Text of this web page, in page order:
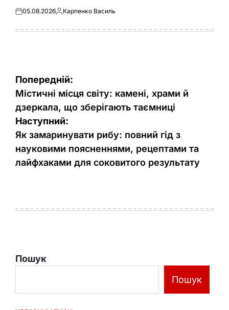
Оприлюднено
05.08.2026Опубліковано
Карпенко Василь
Навігація
записів
Попередній:
Містичні місця світу: камені, храми й
дзеркала, що зберігають таємниці
Наступний:
Як замаринувати рибу: повний гід з
науковими поясненнями, рецептами та
лайфхаками для соковитого результату
Пошук
Пошук